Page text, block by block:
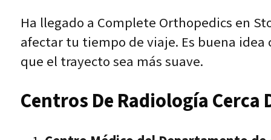
Ha llegado a Complete Orthopedics en
afectar tu tiempo de viaje. Es buena
que el trayecto sea más suave.
Centros De Radiología